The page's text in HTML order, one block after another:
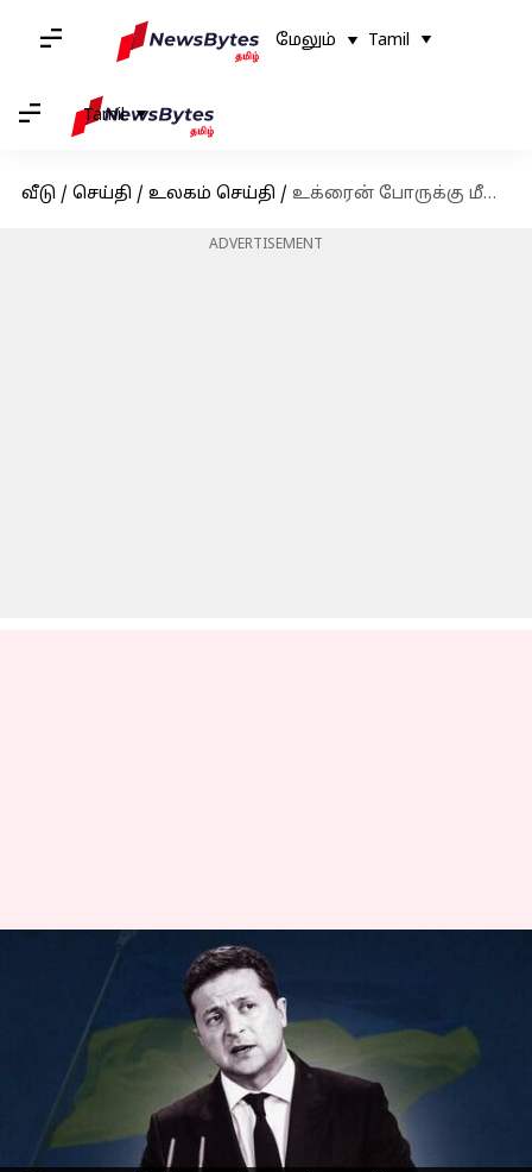
மேலும் Tamil
Tamil
வீடு / செய்தி / உலகம் செய்தி / உக்ரைன் போருக்கு மீண்டும் நிதி வழங்கும் அமெரிக்கா
ADVERTISEMENT
உக்ரைன் போருக்கு
மீண்டும் நிதி வழங்கும்
அமெரிக்கா
எழுதியவர் Jan 20, 2023 05:44 pm
செய்தி முன்னோட்டம்